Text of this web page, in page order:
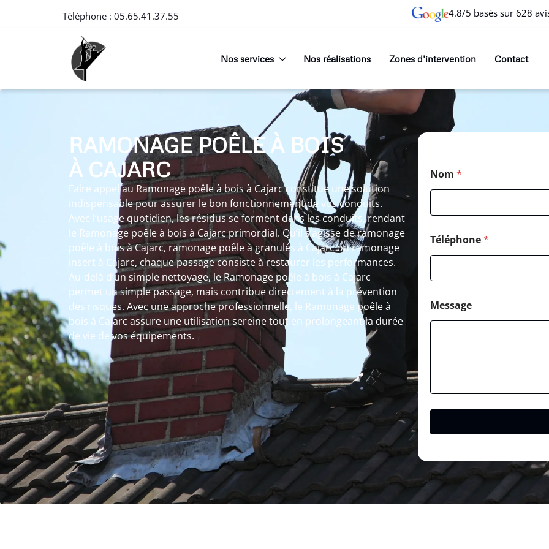
Téléphone : 05.65.41.37.55 4.8/5 basés sur 628
Nos services Nos réalisations Zones d’intervention Contact
RAMONAGE POÊLE À BOIS
À CAJARC
Faire appel au Ramonage poêle à bois à Cajarc constitue une solution
indispensable pour assurer le bon fonctionnement de vos conduits.
Avec l’usage quotidien, les résidus se forment dans les conduits, rendant
le Ramonage poêle à bois à Cajarc primordial. Qu’il s’agisse de ramonage
poêle à bois à Cajarc, ramonage poêle à granulés à Cajarc ou ramonage
insert à Cajarc, chaque passage consiste à restaurer les performances.
Au-delà d’un simple nettoyage, le Ramonage poêle à bois à Cajarc
permet un simple passage, mais contribue directement à la prévention
des risques. Avec une approche professionnelle, le Ramonage poêle à
bois à Cajarc assure une utilisation sereine tout en prolongeant la durée
de vie de vos équipements.
Nom *
Téléphone*
Message